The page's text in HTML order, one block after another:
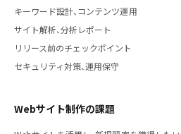
キーワード設計、コンテンツ運用
サイト解析、分析レポート
リリース前のチェックポイント
セキュリティ対策、運用保守
Webサイト制作の課題